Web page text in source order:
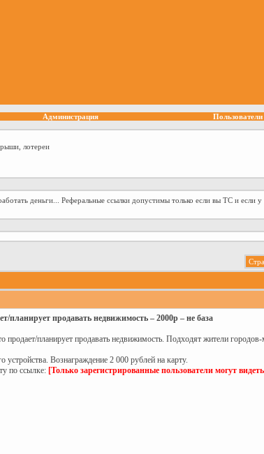
Администрация Пользователи
лотереи
деньги... Реферальные ссылки допустимы только если вы ТС и если
планирует продавать недвижимость – 2000р – не база
продает/планирует продавать недвижимость. Подходят жители
Вознаграждение 2 000 рублей на карту.
по ссылке: [Только зарегистрированные пользователи могут